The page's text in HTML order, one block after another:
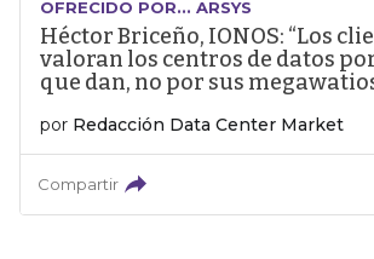
OFRECIDO POR... ARSYS
Héctor Briceño, IONOS: “Los
valoran los centros de datos
que dan, no por sus
por Redacción Data Center Market
Compartir